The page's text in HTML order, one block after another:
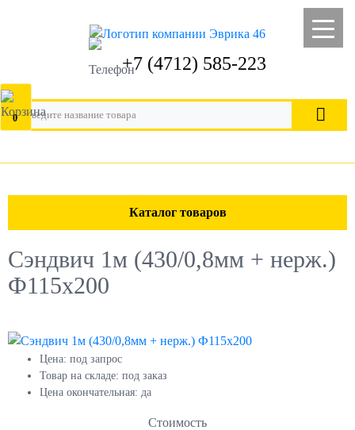
+7 (4712) 585-223
0
Каталог товаров
Сэндвич 1м (430/0,8мм + нерж.)
Ф115х200
Цена: под запрос
Товар на складе: под заказ
Цена окончательная: да
Стоимость